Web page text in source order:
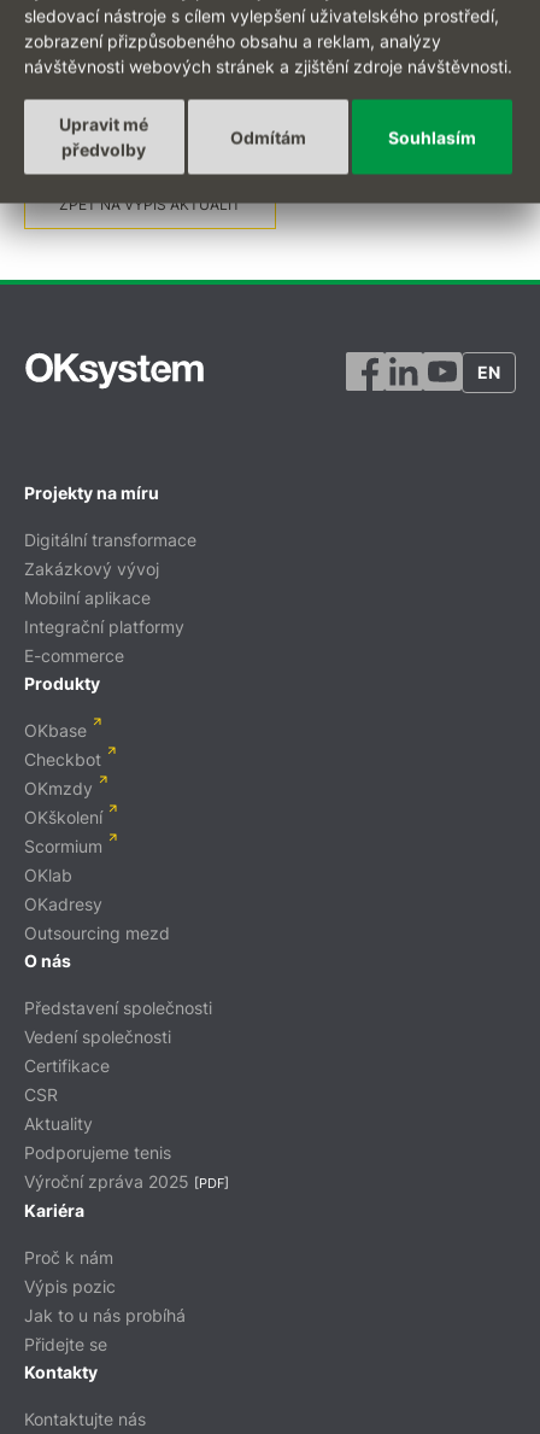
sledovací nástroje s cílem vylepšení uživatelského prostředí,
zobrazení přizpůsobeného obsahu a reklam, analýzy
návštěvnosti webových stránek a zjištění zdroje návštěvnosti.
Souhlasím
Odmítám
Upravit mé
předvolby
ZPĚT NA VÝPIS AKTUALIT
EN
Projekty na míru
Digitální transformace
Zakázkový vývoj
Mobilní aplikace
Integrační platformy
E-commerce
Produkty
OKbase
Checkbot
OKmzdy
OKškolení
Scormium
OKlab
OKadresy
Outsourcing mezd
O nás
Představení společnosti
Vedení společnosti
Certifikace
CSR
Aktuality
Podporujeme tenis
Výroční zpráva 2025 [PDF]
Kariéra
Proč k nám
Výpis pozic
Jak to u nás probíhá
Přidejte se
Kontakty
Kontaktujte nás